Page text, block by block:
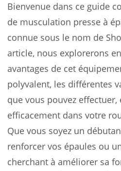
Bienvenue dans ce guide
de musculation presse à
connue sous le nom de
article, nous explorerons
avantages de cet
polyvalent, les différentes
que vous pouvez
efficacement dans votre
Que vous soyez un
renforcer vos épaules ou
cherchant à améliorer sa